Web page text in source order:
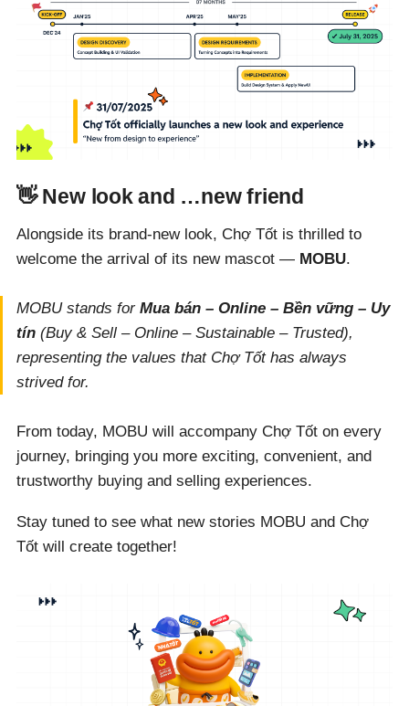
👋 New look and …new friend
Alongside its brand-new look, Chợ Tốt is thrilled to
welcome the arrival of its new mascot — MOBU.
MOBU stands for Mua bán – Online – Bền vững – Uy
tín(Buy & Sell – Online – Sustainable – Trusted),
representing the values that Chợ Tốt has always
strived for.
From today, MOBU will accompany Chợ Tốt on every
journey, bringing you more exciting, convenient, and
trustworthy buying and selling experiences.
Stay tuned to see what new stories MOBU and Chợ
Tốt will create together!